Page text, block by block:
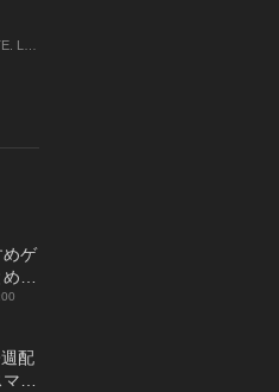
LT
めゲ
｜
り
配
ホ